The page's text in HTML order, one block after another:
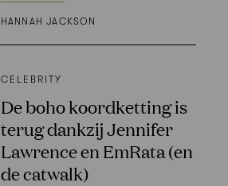
HANNAH JACKSON
CELEBRITY
De boho koordketting is
terug dankzij Jennifer
Lawrence en EmRata (en
de catwalk)